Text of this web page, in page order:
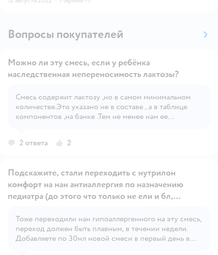
Вопросы покупателей
Открыть вопрос
Можно ли эту смесь, если у ребёнка
наследственная непереносимость лактозы?
Смесь содержит лактозу ,но в самом минимальном
количестве.Это указано не в составе , а в таблице
компонентов ,на банке .Тем не менее нам ее
2 ответа 2
Открыть вопрос
Подскажите, стали переходить с нутрилон
комфорт на нан антиаллергия по назначению
педиатра (до этого что только не ели и бл,
Срыгивания, то запор то вода, сыпь, газы, живот
как мяч, колики). Нам почти 3 мес, ребёнок не
хочет есть эту смесь и все тут. С боем 80мл
Тоже переходили нан гипоаллергенного на эту смесь,
переход должен быть плавным, в течении недели.
Добавляете по 30мл новой смеси в первый день в